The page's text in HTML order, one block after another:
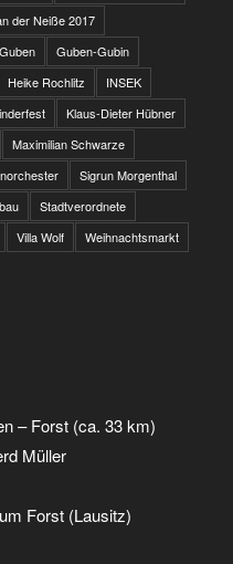
der Neiße 2017
Guben
Guben-Gubin
Heike Rochlitz
INSEK
Klaus-Dieter Hübner
Maximilian Schwarze
Sigrun Morgenthal
Stadtverordnete
Villa Wolf Weihnachtsmarkt
– Forst (ca. 33 km)
Müller
Forst (Lausitz)